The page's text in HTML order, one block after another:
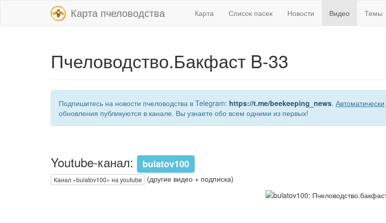
Карта пчеловодства Карта Список пасек Новости Видео Темы
Пчеловодство.Бакфаст B-33
Подпишитесь на новости пчеловодства в Telegram: https://t.me/beekeeping_news. Автоматически
обновления публикуются в канале. Вы узнаете обо всем одними из первых!
Youtube-канал: bulatov100
Канал «bulatov100» на youtube (другие видео + подписка)